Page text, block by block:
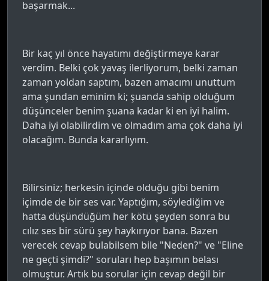
başarmak...
Bir kaç yıl önce hayatımı değiştirmeye karar
verdim. Belki çok yavaş ilerliyorum, belki zaman
zaman yoldan saptım, bazen amacımı unuttum
ama şundan eminim ki; şuanda sahip olduğum
düşünceler benim şuana kadar ki en iyi halim.
Daha iyi olabilirdim ve olmadım ama çok daha iyi
olacağım. Bunda kararlıyım.
Bilirsiniz; herkesin içinde olduğu gibi benim
içimde de bir ses var. Yaptığım, söylediğim ve
hatta düşündüğüm her kötü şeyden sonra bu
cılız ses bir sürü şey haykırıyor bana. Bazen
verecek cevap bulabilsem bile "Neden?" ve "Eline
ne geçti şimdi?" soruları hep başımın belası
olmuştur. Artık bu sorular için cevap değil bir